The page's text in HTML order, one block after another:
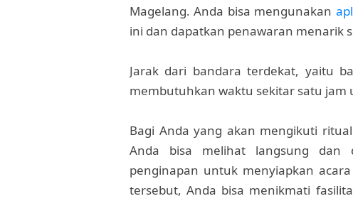
Magelang. Anda bisa mengunakan
ini dan dapatkan penawaran menarik
Jarak dari bandara terdekat, yaitu
membutuhkan waktu sekitar satu jam
Bagi Anda yang akan mengikuti
Anda bisa melihat langsung dan
penginapan untuk menyiapkan
tersebut, Anda bisa menikmati